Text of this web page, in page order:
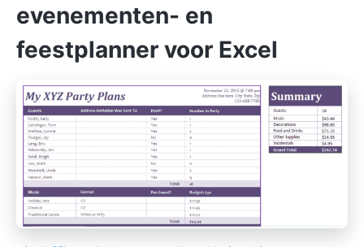
evenementen- en
feestplanner voor Excel